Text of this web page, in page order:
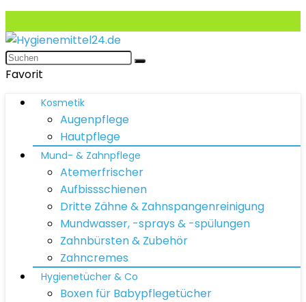
Favorit
Kosmetik
Augenpflege
Hautpflege
Mund- & Zahnpflege
Atemerfrischer
Aufbissschienen
Dritte Zähne & Zahnspangenreinigung
Mundwasser, -sprays & -spülungen
Zahnbürsten & Zubehör
Zahncremes
Hygienetücher & Co
Boxen für Babypflegetücher